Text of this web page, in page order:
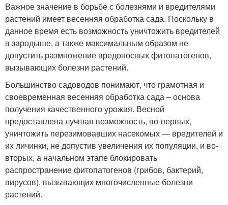
Важное значение в борьбе с болезнями и вредителями
растений имеет весенняя обработка сада. Поскольку в
данное время есть возможность уничтожить вредителей
в зародыше, а также максимальным образом не
допустить размножение вредоносных фитопатогенов,
вызывающих болезни растений.
Большинство садоводов понимают, что грамотная и
своевременная весенняя обработка сада – основа
получения качественного урожая. Весной
предоставлена лучшая возможность, во-первых,
уничтожить перезимовавших насекомых — вредителей и
их личинки, не допустив увеличения их популяции, и во-
вторых, а начальном этапе блокировать
распространение фитопатогенов (грибов, бактерий,
вирусов), вызывающих многочисленные болезни
растений.